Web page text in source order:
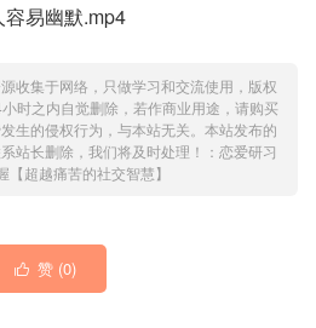
易幽默.mp4
收集于网络，只做学习和交流使用，版权
时之内自觉删除，若作商业用途，请购买
生的侵权行为，与本站无关。本站发布的
站长删除，我们将及时处理！： 恋爱研习
【超越痛苦的社交智慧】
 赞 (0)